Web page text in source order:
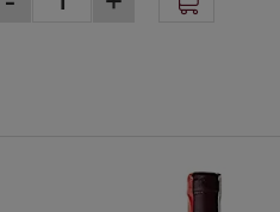
het wijnhuis zo beroemd